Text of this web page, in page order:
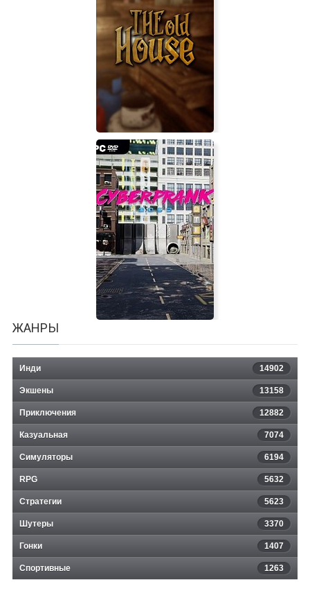
Shadowgrounds: Твари из космоса
The Old House
ЖАНРЫ
Инди 14902
Экшены 13158
Приключения 12882
Казуальная 7074
Симуляторы 6194
RPG 5632
Стратегии 5623
Шутеры 3370
Гонки 1407
Спортивные 1263